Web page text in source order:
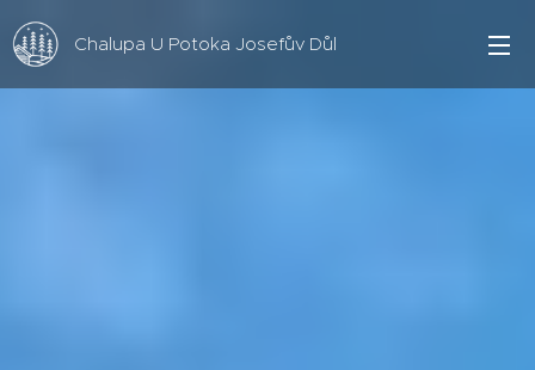
Chalupa U Potoka Josefův Důl